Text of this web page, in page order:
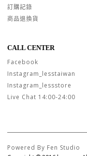
訂購記錄
商品退換貨
CALL CENTER
Facebook
Instagram_lesstaiwan
Instagram_lessstore
Live Chat 14:00-24:00
Powered By Fen Studio